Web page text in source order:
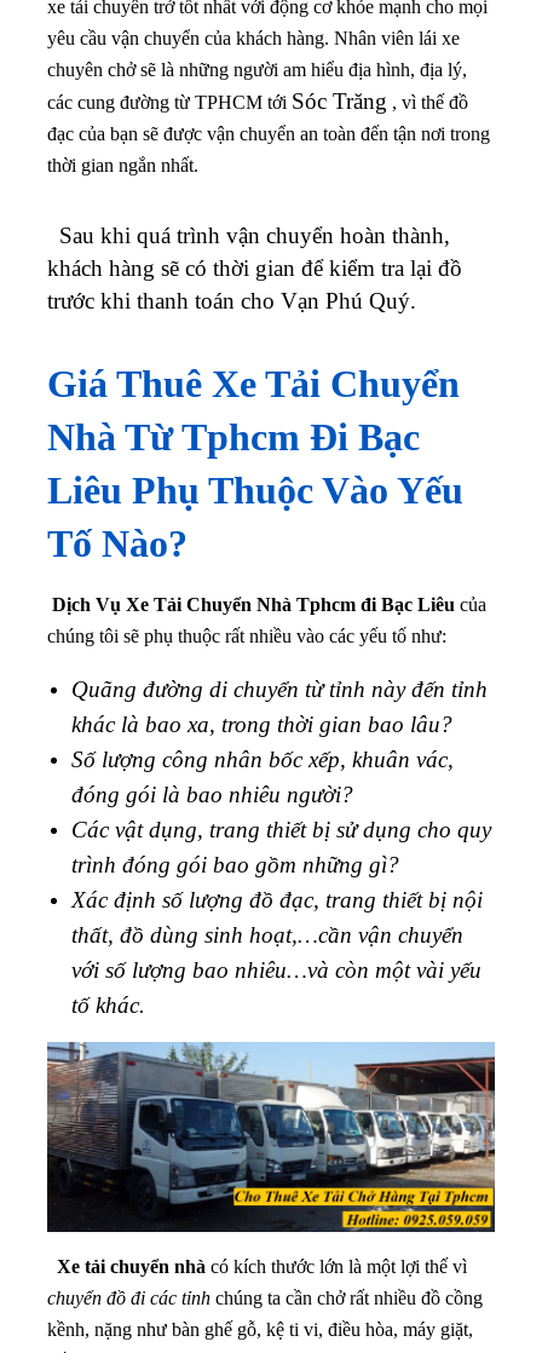
xe tải chuyên trở tốt nhất với động cơ khỏe mạnh cho mọi
yêu cầu vận chuyển của khách hàng. Nhân viên lái xe
chuyên chở sẽ là những người am hiểu địa hình, địa lý,
các cung đường từ TPHCM tới Sóc Trăng , vì thế đồ
đạc của bạn sẽ được vận chuyển an toàn đến tận nơi trong
thời gian ngắn nhất.
Sau khi quá trình vận chuyển hoàn thành,
khách hàng sẽ có thời gian để kiểm tra lại đồ
trước khi thanh toán cho Vạn Phú Quý.
Giá Thuê Xe Tải Chuyển
Nhà Từ Tphcm Đi Bạc
Liêu Phụ Thuộc Vào Yếu
Tố Nào?
Dịch Vụ Xe Tải Chuyển Nhà Tphcm đi Bạc Liêu của
chúng tôi sẽ phụ thuộc rất nhiều vào các yếu tố như:
Quãng đường di chuyển từ tỉnh này đến tỉnh
khác là bao xa, trong thời gian bao lâu?
Số lượng công nhân bốc xếp, khuân vác,
đóng gói là bao nhiêu người?
Các vật dụng, trang thiết bị sử dụng cho quy
trình đóng gói bao gồm những gì?
Xác định số lượng đồ đạc, trang thiết bị nội
thất, đồ dùng sinh hoạt,…cần vận chuyển
với số lượng bao nhiêu…và còn một vài yếu
tố khác.
Xe tải chuyển nhà có kích thước lớn là một lợi thế vì
chuyển đồ đi các tỉnh chúng ta cần chở rất nhiều đồ cồng
kềnh, nặng như bàn ghế gỗ, kệ ti vi, điều hòa, máy giặt,